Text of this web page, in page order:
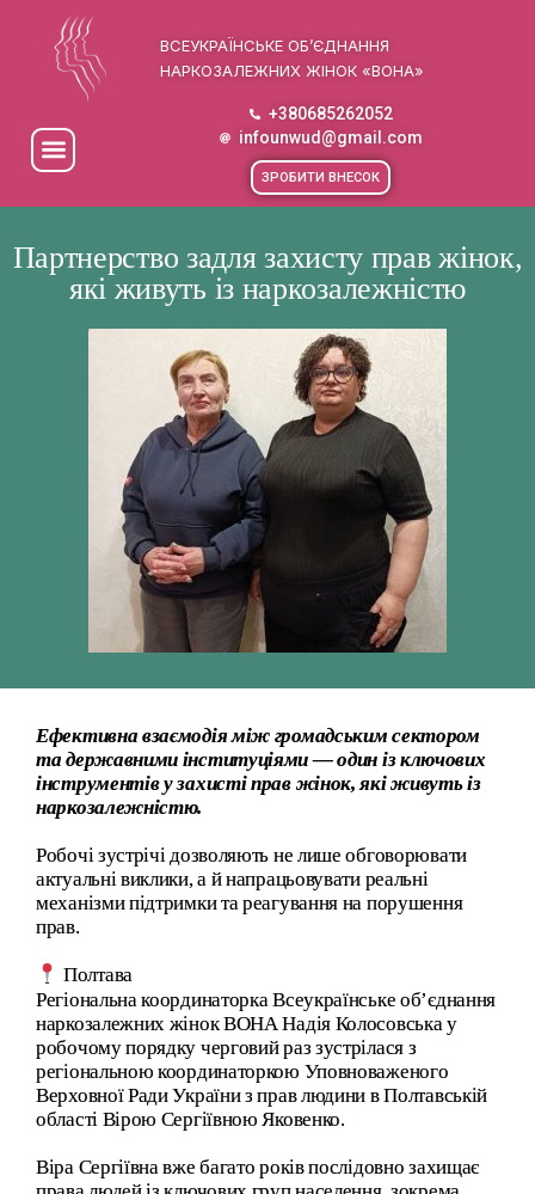
ВСЕУКРАЇНСЬКЕ ОБ’ЄДНАННЯ
НАРКОЗАЛЕЖНИХ ЖІНОК «ВОНА»
+380685262052
infounwud@gmail.com
ЗРОБИТИ ВНЕСОК
Партнерство задля захисту прав жінок,
які живуть із наркозалежністю
Ефективна взаємодія між громадським сектором
та державними інституціями — один із ключових
інструментів у захисті прав жінок, які живуть із
наркозалежністю.
Робочі зустрічі дозволяють не лише обговорювати
актуальні виклики, а й напрацьовувати реальні
механізми підтримки та реагування на порушення
прав.
Полтава
Регіональна координаторка Всеукраїнське об’єднання
наркозалежних жінок ВОНА Надія Колосовська у
робочому порядку черговий раз зустрілася з
регіональною координаторкою Уповноваженого
Верховної Ради України з прав людини в Полтавській
області Вірою Сергіївною Яковенко.
Віра Сергіївна вже багато років послідовно захищає